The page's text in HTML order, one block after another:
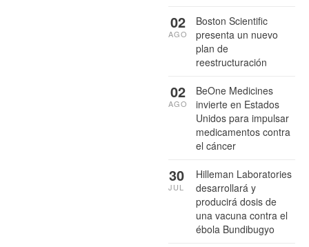
Boston Scientific
presenta un nuevo
plan de
reestructuración
02
AGO
BeOne Medicines
invierte en Estados
Unidos para impulsar
medicamentos contra
el cáncer
02
AGO
Hilleman Laboratories
desarrollará y
producirá dosis de
una vacuna contra el
ébola Bundibugyo
30
JUL